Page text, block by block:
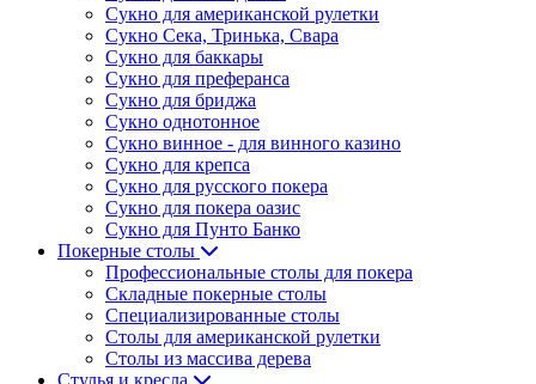
Сукно для американской рулетки
Сукно Сека, Тринька, Свара
Сукно для баккары
Сукно для преферанса
Сукно для бриджа
Сукно однотонное
Сукно винное - для винного казино
Сукно для крепса
Сукно для русского покера
Сукно для покера оазис
Сукно для Пунто Банко
Покерные столы
Профессиональные столы для покера
Складные покерные столы
Специализированные столы
Столы для американской рулетки
Столы из массива дерева